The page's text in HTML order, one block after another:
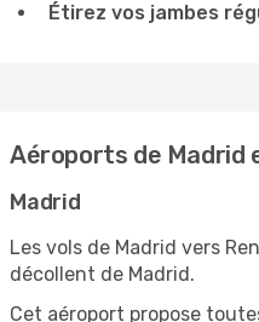
Étirez vos jambes
Aéroports de Madrid
Madrid
Les vols de Madrid vers
décollent de Madrid.
Cet aéroport propose